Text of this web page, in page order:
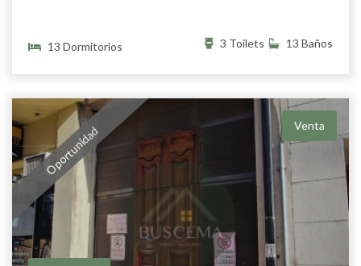
13 Dormitorios 13 Baños
3 Toilets
Oportunidad Venta